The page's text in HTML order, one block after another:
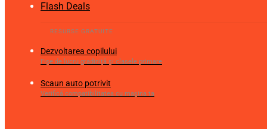
Flash Deals
Dezvoltarea copilului
Fișe de lucru gradiniță și clasele primare
Scaun auto potrivit
Verifică compatibilitatea cu mașina ta